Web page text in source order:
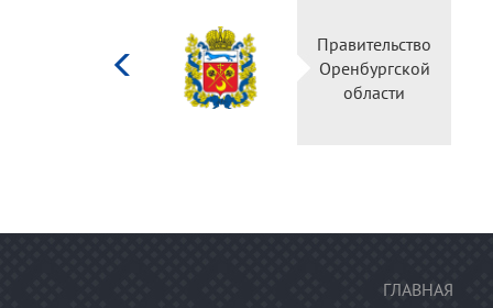
Правительство
Оренбургской
области
ГЛАВНАЯ